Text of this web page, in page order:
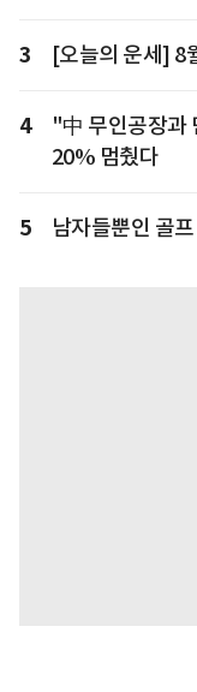
3 [오늘의 운세] 8
4
"中 무인공장과
20% 멈췄다
5 남자들뿐인 골